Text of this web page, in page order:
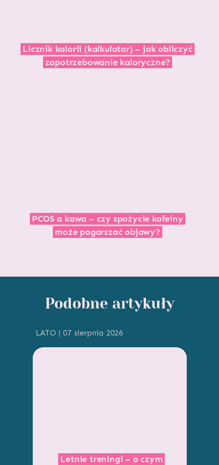
Licznik kalorii (kalkulator) – jak obliczyć
zapotrzebowanie kaloryczne?
PCOS a kawa – czy spożycie kofeiny
może pogarszać objawy?
Podobne artykuły
LATO | 07 sierpnia 2026
Letnie treningi – o czym